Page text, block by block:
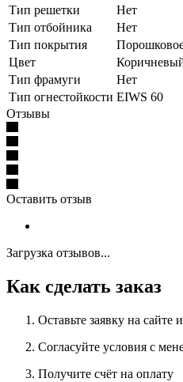
Тип решетки
Нет
Тип отбойника
Нет
Тип покрытия
Цвет
Тип фрамуги
Нет
Тип огнестойкости EIWS 60
Отзывы
Оставить отзыв
Загрузка отзывов...
Как сделать заказ
Оставьте заявку на сайте
Согласуйте условия с
Получите счёт на оплату